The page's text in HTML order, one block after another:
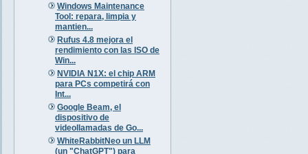
Windows Maintenance
Tool: repara, limpia y
mantien...
Rufus 4.8 mejora el
rendimiento con las ISO de
Win...
NVIDIA N1X: el chip ARM
para PCs competirá con
Int...
Google Beam, el
dispositivo de
videollamadas de Go...
WhiteRabbitNeo un LLM
(un "ChatGPT") para